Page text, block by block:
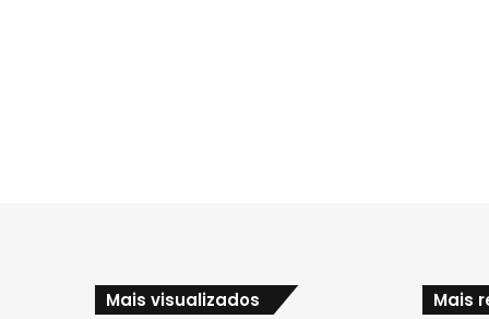
Mais visualizados Mais